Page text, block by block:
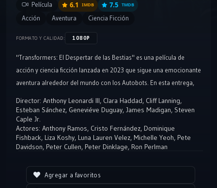
Película 6.1 IMDB 7.5 TMDB
Acción Aventura Ciencia Ficción
FORMATO Y CALIDAD: 1080P
"Transformers: El Despertar de las Bestias" es una película de
acción y ciencia ficción lanzada en 2023 que sigue una emocionante
aventura alrededor del mundo con los Autobots. En esta entrega,
Maximals, quienes se unen a la batalla existente en la Tierra entre
los Autobots y los Decepticons. La trama se centra en la lucha por
el control y la supervivencia en un mundo donde las fuerzas de los
Transformers están en constante conflicto. La película ofrece una
impresionantes y nuevos personajes que amplían el universo de los
Transformers.
Director: Anthony Leonardi III, Clara Haddad, Cliff Lanning,
Esteban Sánchez, Geneviéve Duguay, James Madigan, Steven
Caple Jr.
Actores: Anthony Ramos, Cristo Fernández, Dominique
Fishback, Liza Koshy, Luna Lauren Velez, Michelle Yeoh, Pete
Davidson, Peter Cullen, Peter Dinklage, Ron Perlman
Agregar a favoritos